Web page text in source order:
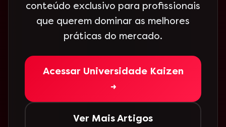
conteúdo exclusivo para profissionais
que querem dominar as melhores
práticas do mercado.
Acessar Universidade Kaizen
→
Ver Mais Artigos